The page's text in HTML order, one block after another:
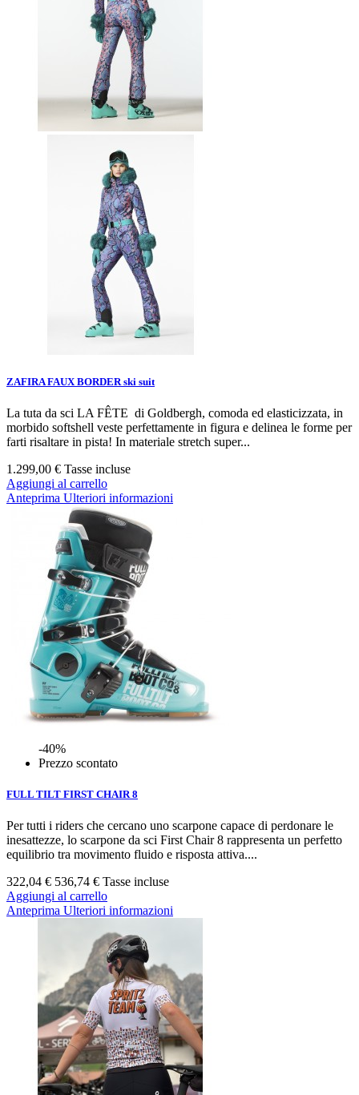
ZAFIRA FAUX BORDER ski suit
La tuta da sci LA FÊTE di Goldbergh, comoda ed elasticizzata, in
morbido softshell veste perfettamente in figura e delinea le forme per
farti risaltare in pista! In materiale stretch super...
1.299,00 € Tasse incluse
Aggiungi al carrello
Anteprima Ulteriori informazioni
-40%
Prezzo scontato
FULL TILT FIRST CHAIR 8
Per tutti i riders che cercano uno scarpone capace di perdonare le
inesattezze, lo scarpone da sci First Chair 8 rappresenta un perfetto
equilibrio tra movimento fluido e risposta attiva....
322,04 € 536,74 € Tasse incluse
Aggiungi al carrello
Anteprima Ulteriori informazioni